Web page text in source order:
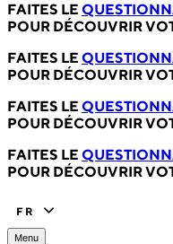
FAITES LE
POUR DÉCOUVRIR
FAITES LE
POUR DÉCOUVRIR
FAITES LE
POUR DÉCOUVRIR
FAITES LE
POUR DÉCOUVRIR
FR
Menu